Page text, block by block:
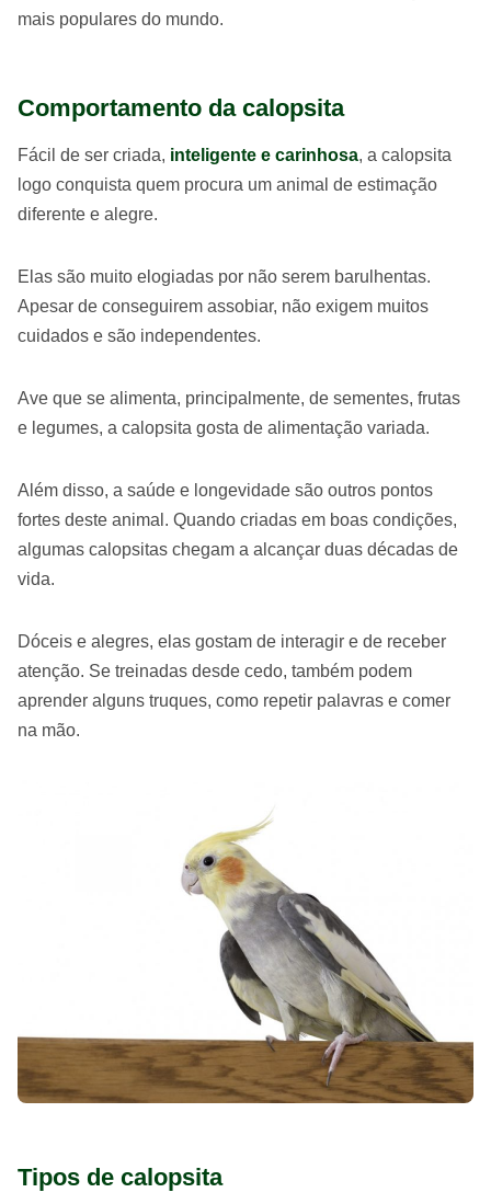
mais populares do mundo.
Comportamento da calopsita
Fácil de ser criada, inteligente e carinhosa, a calopsita
logo conquista quem procura um animal de estimação
diferente e alegre.
Elas são muito elogiadas por não serem barulhentas.
Apesar de conseguirem assobiar, não exigem muitos
cuidados e são independentes.
Ave que se alimenta, principalmente, de sementes, frutas
e legumes, a calopsita gosta de alimentação variada.
Além disso, a saúde e longevidade são outros pontos
fortes deste animal. Quando criadas em boas condições,
algumas calopsitas chegam a alcançar duas décadas de
vida.
Dóceis e alegres, elas gostam de interagir e de receber
atenção. Se treinadas desde cedo, também podem
aprender alguns truques, como repetir palavras e comer
na mão.
Tipos de calopsita